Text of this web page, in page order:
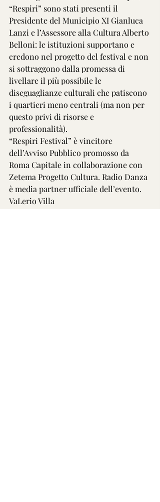
“Respiri” sono stati presenti il
Presidente del Municipio XI Gianluca
Lanzi e l’Assessore alla Cultura Alberto
Belloni: le istituzioni supportano e
credono nel progetto del festival e non
si sottraggono dalla promessa di
livellare il più possibile le
diseguaglianze culturali che patiscono
i quartieri meno centrali (ma non per
questo privi di risorse e
professionalità).
“Respiri Festival” è vincitore
dell’Avviso Pubblico promosso da
Roma Capitale in collaborazione con
Zetema Progetto Cultura. Radio Danza
è media partner ufficiale dell’evento.
VaLerio Villa